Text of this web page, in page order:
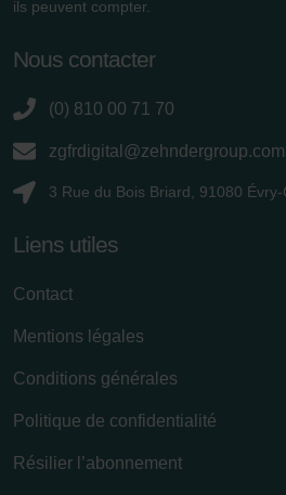
Zehnder Group Italia S.r.l.: Privacy
Limitet Şirketi: Web Sitesi Çerezleri
Zehnder Group Sales International:
Zehnder Polska Sp. z o.o.:
ils peuvent compter.
Nous contacter
(0) 810 00 71 70
zgfrdigital@zehndergroup.com
3 Rue du Bois Briard, 91080
Liens utiles
Contact
Mentions légales
Conditions générales
Politique de confidentialité
Résilier l’abonnement